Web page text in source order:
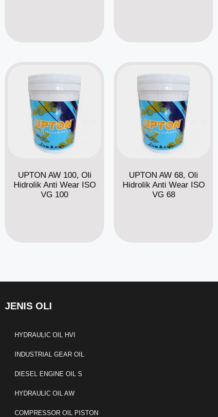
UPTON AW 100, Oli
Hidrolik Anti Wear ISO
VG 100
UPTON AW 68, Oli
Hidrolik Anti Wear ISO
VG 68
JENIS OLI
HYDRAULIC OIL HVI
INDUSTRIAL GEAR OIL
DIESEL ENGINE OIL S
HYDRAULIC OIL AW
COMPRESSOR OIL PISTON